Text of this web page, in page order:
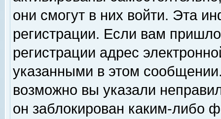
они смогут в них войти. Эта
регистрации. Если вам
регистрации адрес
указанными в этом
возможно вы указали
он заблокирован каким-либо